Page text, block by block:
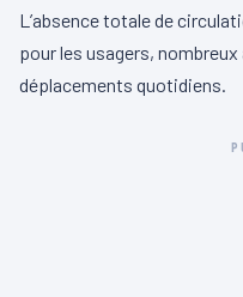
L’absence totale de
pour les usagers,
déplacements quotidiens.